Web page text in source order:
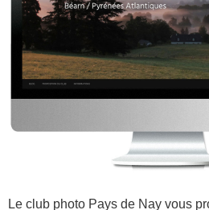
Le club photo Pays de Nay vous